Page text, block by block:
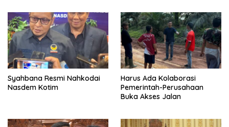
Syahbana Resmi Nahkodai
Nasdem Kotim
Harus Ada Kolaborasi
Pemerintah-Perusahaan
Buka Akses Jalan